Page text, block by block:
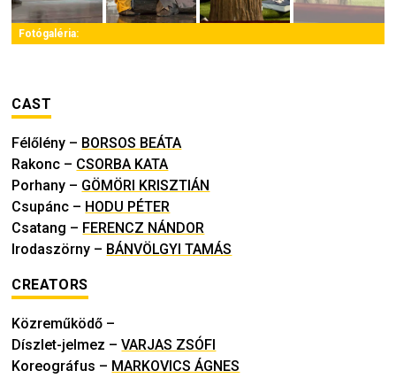
Fotógaléria:
CAST
Félőlény – BORSOS BEÁTA
Rakonc – CSORBA KATA
Porhany – GÖMÖRI KRISZTIÁN
Csupánc – HODU PÉTER
Csatang – FERENCZ NÁNDOR
Irodaszörny – BÁNVÖLGYI TAMÁS
CREATORS
Közreműködő –
Díszlet-jelmez –VARJAS ZSÓFI
Koreográfus – MARKOVICS ÁGNES